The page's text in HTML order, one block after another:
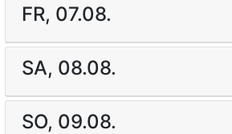
FR, 07.08.
SA, 08.08.
SO, 09.08.